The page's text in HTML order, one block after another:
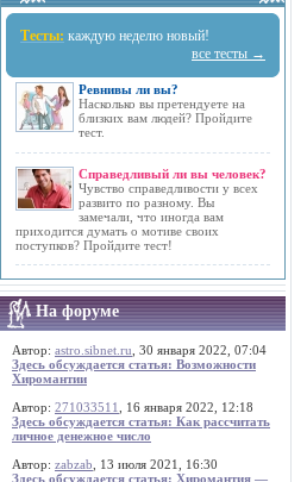
Тесты: каждую неделю новый!
все тесты →
Ревнивы ли вы?
Насколько вы претендуете на
близких вам людей? Пройдите
тест.
Справедливый ли вы человек?
Чувство справедливости у всех
развито по разному. Вы
замечали, что иногда вам
приходится думать о мотиве своих
поступков? Пройдите тест!
На форуме
Автор: astro.sibnet.ru , 30 января 2022, 07:04
Здесь обсуждается статья: Возможности
Хиромантии
Автор: 271033511
, 16 января 2022, 12:18
Здесь обсуждается статья: Как рассчитать
личное денежное число
Автор: zabzab , 13 июля 2021, 16:30
Здесь обсуждается статья: Хиромантия —